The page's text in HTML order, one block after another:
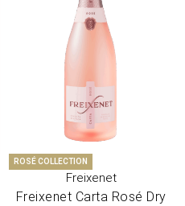
ROSÉ COLLECTION
Freixenet
Freixenet Car­ta Rosé Dry